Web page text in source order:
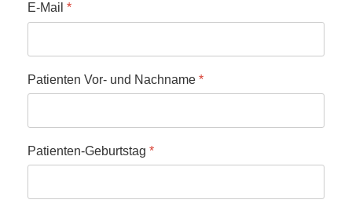
E-Mail *
Patienten Vor- und Nachname *
Patienten-Geburtstag *